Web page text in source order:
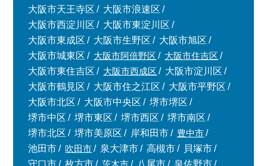
大阪市天王寺区
大阪市浪速区
大阪市西淀川区
大阪市東淀川区
大阪市東成区
大阪市生野区
大阪市旭区
大阪市城東区
大阪市阿倍野区
大阪市住吉区
大阪市東住吉区
大阪市西成区
大阪市淀川区
大阪市鶴見区
大阪市住之江区
大阪市平野区
大阪市北区
大阪市中央区
堺市堺区
堺市中区
堺市東区 堺市西区
堺市南区
堺市北区
堺市美原区 岸和田市
豊中市
池田市
吹田市 泉大津市 高槻市
貝塚市